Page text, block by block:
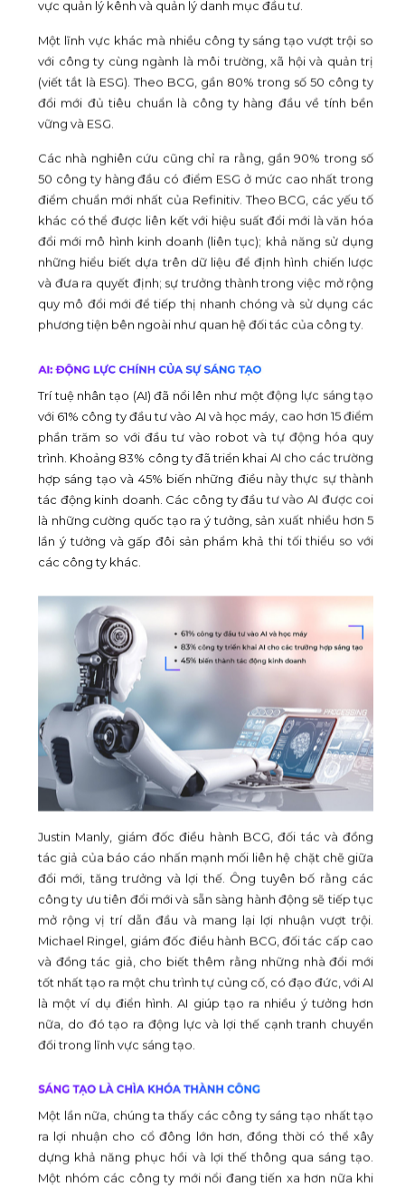
vực quản lý kênh và quản lý danh mục đầu tư.
Một lĩnh vực khác mà nhiều công ty sáng tạo vượt trội so
với công ty cùng ngành là môi trường, xã hội và quản trị
(viết tắt là ESG). Theo BCG, gần 80% trong số 50 công ty
đổi mới đủ tiêu chuẩn là công ty hàng đầu về tính bền
vững và ESG.
Các nhà nghiên cứu cũng chỉ ra rằng, gần 90% trong số
50 công ty hàng đầu có điểm ESG ở mức cao nhất trong
điểm chuẩn mới nhất của Refinitiv. Theo BCG, các yếu tố
khác có thể được liên kết với hiệu suất đổi mới là văn hóa
đổi mới mô hình kinh doanh (liên tục); khả năng sử dụng
những hiểu biết dựa trên dữ liệu để định hình chiến lược
và đưa ra quyết định; sự trưởng thành trong việc mở rộng
quy mô đổi mới để tiếp thị nhanh chóng và sử dụng các
phương tiện bên ngoài như quan hệ đối tác của công ty.
Trí tuệ nhân tạo (AI) đã nổi lên như một động lực sáng tạo
với 61% công ty đầu tư vào AI và học máy, cao hơn 15 điểm
phần trăm so với đầu tư vào robot và tự động hóa quy
trình. Khoảng 83% công ty đã triển khai AI cho các trường
hợp sáng tạo và 45% biến những điều này thực sự thành
tác động kinh doanh. Các công ty đầu tư vào AI được coi
là những cường quốc tạo ra ý tưởng, sản xuất nhiều hơn 5
lần ý tưởng và gấp đôi sản phẩm khả thi tối thiểu so với
các công ty khác.
Justin Manly, giám đốc điều hành BCG, đối tác và đồng
tác giả của báo cáo nhấn mạnh mối liên hệ chặt chẽ giữa
đổi mới, tăng trưởng và lợi thế. Ông tuyên bố rằng các
công ty ưu tiên đổi mới và sẵn sàng hành động sẽ tiếp tục
mở rộng vị trí dẫn đầu và mang lại lợi nhuận vượt trội.
Michael Ringel, giám đốc điều hành BCG, đối tác cấp cao
và đồng tác giả, cho biết thêm rằng những nhà đổi mới
tốt nhất tạo ra một chu trình tự củng cố, có đạo đức, với AI
là một ví dụ điển hình. AI giúp tạo ra nhiều ý tưởng hơn
nữa, do đó tạo ra động lực và lợi thế cạnh tranh chuyển
đổi trong lĩnh vực sáng tạo.
Một lần nữa, chúng ta thấy các công ty sáng tạo nhất tạo
ra lợi nhuận cho cổ đông lớn hơn, đồng thời có thể xây
dựng khả năng phục hồi và lợi thế thông qua sáng tạo.
Một nhóm các công ty mới nổi đang tiến xa hơn nữa khi